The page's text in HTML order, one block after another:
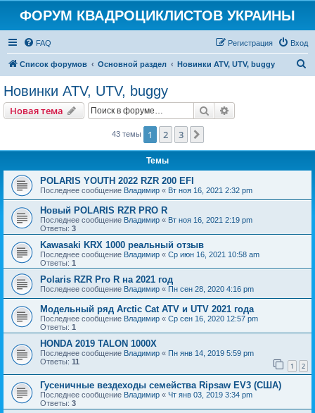
ФОРУМ КВАДРОЦИКЛИСТОВ УКРАИНЫ
FAQ Вход
Регистрация
Список форумов Основной раздел Новинки ATV, UTV, buggy
Новинки ATV, UTV, buggy
Новая тема Поиск
43 темы 1 2 3
Темы
POLARIS YOUTH 2022 RZR 200 EFI
Последнее сообщение Владимир « Вт ноя 16, 2021 2:32 pm
Новый POLARIS RZR PRO R
Последнее сообщение Владимир « Вт ноя 16, 2021 2:19 pm
Ответы: 3
Kawasaki KRX 1000 реальный отзыв
Последнее сообщение Владимир « Ср июн 16, 2021 10:58 am
Ответы: 1
Polaris RZR Pro R на 2021 год
Последнее сообщение Владимир « Пн сен 28, 2020 4:16 pm
Модельный ряд Arctic Cat ATV и UTV 2021 года
Последнее сообщение Владимир « Ср сен 16, 2020 12:57 pm
Ответы: 1
HONDA 2019 TALON 1000X
Последнее сообщение Владимир « Пн янв 14, 2019 5:59 pm
Ответы: 11 1 2
Гусеничные вездеходы семейства Ripsaw EV3 (США)
Последнее сообщение Владимир « Чт янв 03, 2019 3:34 pm
Ответы: 3